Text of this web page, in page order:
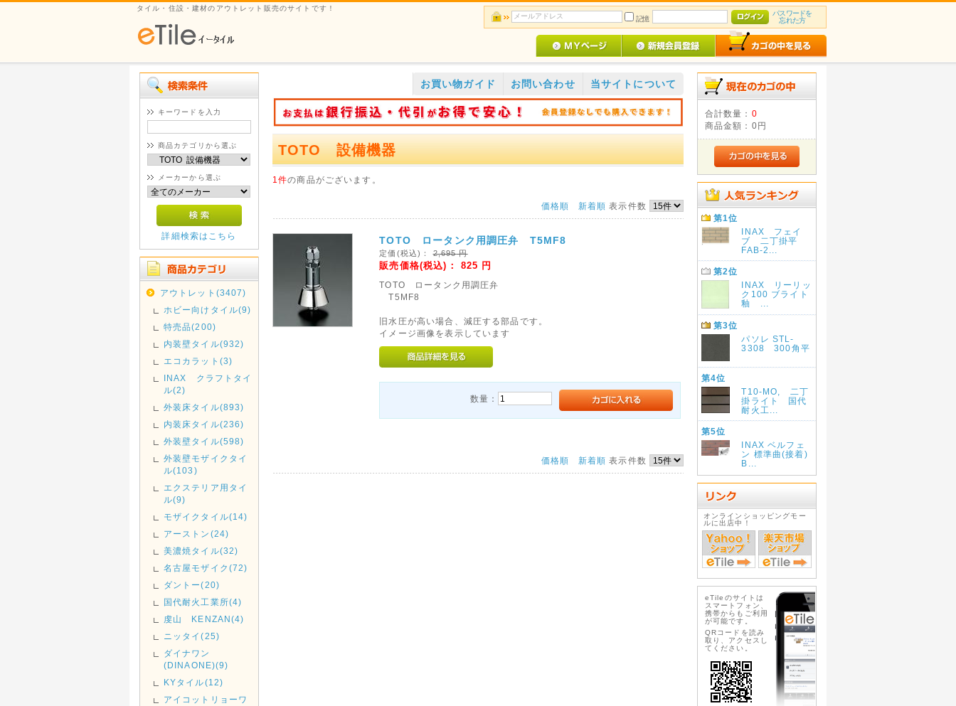
タイル・住設・建材のアウトレット販売のサイトです！
記憶
パスワードを
忘れた方
キーワードを入力
商品カテゴリから選ぶ
メーカーから選ぶ
詳細検索はこちら
アウトレット(3407)
ホビー向けタイル(9)
特売品(200)
内装壁タイル(932)
エコカラット(3)
INAX クラフトタイ
ル(2)
外装床タイル(893)
内装床タイル(236)
外装壁タイル(598)
外装壁モザイクタイ
ル(103)
エクステリア用タイ
ル(9)
モザイクタイル(14)
アーストン(24)
美濃焼タイル(32)
名古屋モザイク(72)
ダントー(20)
国代耐火工業所(4)
虔山 KENZAN(4)
ニッタイ(25)
ダイナワン
(DINAONE)(9)
KYタイル(12)
アイコットリョーワ
お買い物ガイド お問い合わせ 当サイトについて
TOTO 設備機器
1件の商品がございます。
価格順 新着順 表示件数
TOTO ロータンク用調圧弁 T5MF8
定価(税込)：2,695円
販売価格(税込)： 825 円
TOTO ロータンク用調圧弁
T5MF8
旧水圧が高い場合、減圧する部品です。
イメージ画像を表示しています
数量：
価格順 新着順 表示件数
合計数量： 0
商品金額： 0円
第1位
INAX フェイ
ブ 二丁掛平
FAB-2...
第2位
INAX リーリッ
ク100 ブライト
釉 ...
第3位
パソレ STL-
3308 300角平
第4位
T10-MO, 二丁
掛ライト 国代
耐火工...
第5位
INAX ベルフェ
ン 標準曲(接着)
B...
オンラインショッピングモー
ルに出店中！
eTileのサイトは
スマートフォン、
携帯からもご利用
が可能です。
QRコードを読み
取り、アクセスし
てください。